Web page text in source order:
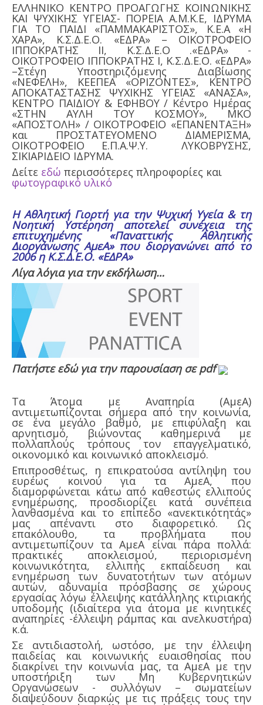
ΕΛΛΗΝΙΚΟ ΚΕΝΤΡΟ ΠΡΟΑΓΩΓΗΣ ΚΟΙΝΩΝΙΚΗΣ
ΚΑΙ ΨΥΧΙΚΗΣ ΥΓΕΙΑΣ- ΠΟΡΕΙΑ Α.Μ.Κ.Ε, ΙΔΡΥΜΑ
ΓΙΑ ΤΟ ΠΑΙΔΙ «ΠΑΜΜΑΚΑΡΙΣΤΟΣ», Κ.Ε.Α «Η
ΧΑΡΑ», Κ.Σ.Δ.Ε.Ο. «ΕΔΡΑ» – ΟΙΚΟΤΡΟΦΕΙΟ
ΙΠΠΟΚΡΑΤΗΣ ΙΙ, Κ.Σ.Δ.Ε.Ο .«ΕΔΡΑ» -
ΟΙΚΟΤΡΟΦΕΙΟ ΙΠΠΟΚΡΑΤΗΣ Ι, Κ.Σ.Δ.Ε.Ο. «ΕΔΡΑ»
–Στέγη Υποστηριζόμενης Διαβίωσης
«ΝΕΦΕΛΗ», ΚΕΕΠΕΑ «ΟΡΙΖΟΝΤΕΣ», ΚΕΝΤΡΟ
ΑΠΟΚΑΤΑΣΤΑΣΗΣ ΨΥΧΙΚΗΣ ΥΓΕΙΑΣ «ΑΝΑΣΑ»,
ΚΕΝΤΡΟ ΠΑΙΔΙΟΥ & ΕΦΗΒΟΥ / Κέντρο Ημέρας
«ΣΤΗΝ ΑΥΛΗ ΤΟΥ ΚΟΣΜΟΥ», ΜΚΟ
«ΑΠΟΣΤΟΛΗ» / ΟΙΚΟΤΡΟΦΕΙΟ «ΕΠΑΝΕΝΤΑΞΗ»
και ΠΡΟΣΤΑΤΕΥΟΜΕΝΟ ΔΙΑΜΕΡΙΣΜΑ,
ΟΙΚΟΤΡΟΦΕΙΟ Ε.Π.Α.Ψ.Υ. ΛΥΚΟΒΡΥΣΗΣ,
ΣΙΚΙΑΡΙΔΕΙΟ ΙΔΡΥΜΑ.
Δείτε εδώ περισσότερες πληροφορίες και
φωτογραφικό υλικό
Η Αθλητική Γιορτή για την Ψυχική Υγεία & τη
Νοητική Υστέρηση αποτελεί συνέχεια της
επιτυχημένης «Παναττικής Αθλητικής
Διοργάνωσης ΑμεΑ» που διοργανώνει από το
2006 η Κ.Σ.Δ.Ε.Ο. «ΕΔΡΑ»
Λίγα λόγια για την εκδήλωση…
Πατήστε εδώ για την παρουσίαση σε pdf
Τα Άτομα με Αναπηρία (ΑμεΑ)
αντιμετωπίζονται σήμερα από την κοινωνία,
σε ένα μεγάλο βαθμό, με επιφύλαξη και
αρνητισμό, βιώνοντας καθημερινά με
πολλαπλούς τρόπους τον επαγγελματικό,
οικονομικό και κοινωνικό αποκλεισμό.
Επιπροσθέτως, η επικρατούσα αντίληψη του
ευρέως κοινού για τα ΑμεΑ, που
διαμορφώνεται κάτω από καθεστώς ελλιπούς
ενημέρωσης, προσδιορίζει κατά συνέπεια
λανθασμένα και το επίπεδο «ανεκτικότητάς»
μας απέναντι στο διαφορετικό. Ως
επακόλουθο, τα προβλήματα που
αντιμετωπίζουν τα ΑμεΑ είναι πάρα πολλά:
πρακτικές αποκλεισμού, περιορισμένη
κοινωνικότητα, ελλιπής εκπαίδευση και
ενημέρωση των δυνατοτήτων των ατόμων
αυτών, αδυναμία πρόσβασης σε χώρους
εργασίας λόγω έλλειψης κατάλληλης κτιριακής
υποδομής (ιδιαίτερα για άτομα με κινητικές
αναπηρίες -έλλειψη ράμπας και ανελκυστήρα)
κ.ά.
Σε αντιδιαστολή, ωστόσο, με την έλλειψη
παιδείας και κοινωνικής ευαισθησίας που
διακρίνει την κοινωνία μας, τα ΑμεΑ με την
υποστήριξη των Μη Κυβερνητικών
Οργανώσεων - συλλόγων – σωματείων
διαψεύδουν διαρκώς με τις πράξεις τους την